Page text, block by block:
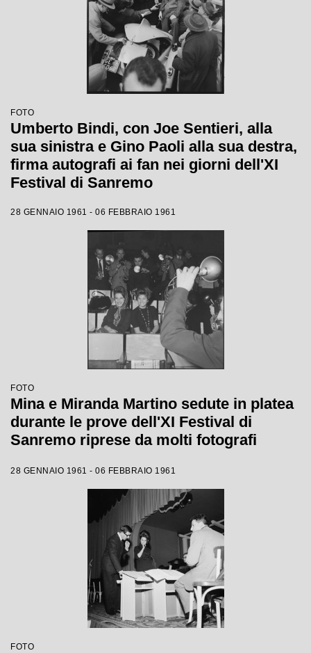
FOTO
Umberto Bindi, con Joe Sentieri, alla
sua sinistra e Gino Paoli alla sua destra,
firma autografi ai fan nei giorni dell'XI
Festival di Sanremo
28 GENNAIO 1961 - 06 FEBBRAIO 1961
FOTO
Mina e Miranda Martino sedute in platea
durante le prove dell'XI Festival di
Sanremo riprese da molti fotografi
28 GENNAIO 1961 - 06 FEBBRAIO 1961
FOTO